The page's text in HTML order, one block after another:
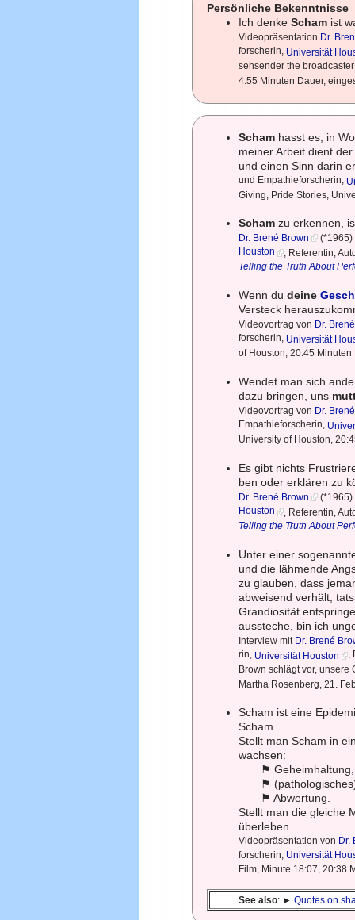
Persönliche Bekenntnisse
Ich denkeScham ist
Videopräsentation Dr.
forscherin, Universität
sehsender the
4:55 Minuten Dauer,
Scham hasst es, in
meiner Arbeit dient
und einen Sinn darin
und Empathieforscherin,
Giving, Pride Stories,
Scham zu erkennen,
Dr. Brené Brown (*1965)
Houston , Referentin,
Telling the Truth About
Wenn dudeine
Versteck
Videovortrag von Dr.
forscherin, Universität
of Houston, 20:45
Wendet man sich
dazu bringen, uns
Videovortrag von Dr.
Empathieforscherin,
University of Houston,
Es gibt nichts
ben oder erklären zu
Dr. Brené Brown (*1965)
Houston , Referentin,
Telling the Truth About
Unter einer
und die lähmende
zu glauben, dass
abweisend verhält,
Grandiosität
aussteche, bin ich
Interview mit Dr. Brené
rin, Universität Houston
,
Brown schlägt vor,
Martha Rosenberg, 21.
Scham ist eine
Scham.
Stellt man Scham in
wachsen:
⚑ Geheimhaltung,
⚑ (pathologisches)
⚑ Abwertung.
Stellt man die gleiche
überleben.
Videopräsentation von Dr.
forscherin, Universität
Film, Minute 18:07, 20:38
See also: ►Quotes on